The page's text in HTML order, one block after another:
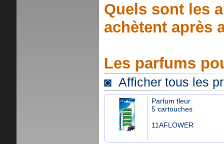
Quels sont les
achètent après
Les parfums
◙ Afficher tous les
Parfum fleur
5 cartouches
11AFLOWER